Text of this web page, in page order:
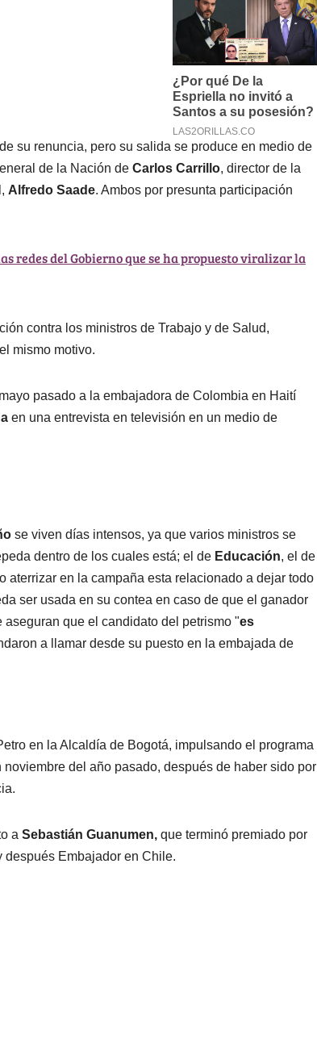
su renuncia, pero su salida se produce en medio de
de la Nación de Carlos Carrillo, director de la
Alfredo Saade. Ambos por presunta participación
redes del Gobierno que se ha propuesto viralizar la
contra los ministros de Trabajo y de Salud,
mismo motivo.
pasado a la embajadora de Colombia en Haití
en una entrevista en televisión en un medio de
se viven días intensos, ya que varios ministros se
dentro de los cuales está; el de Educación, el de
aterrizar en la campaña esta relacionado a dejar todo
ser usada en su contea en caso de que el ganador
aseguran que el candidato del petrismo "es
a llamar desde su puesto en la embajada de
en la Alcaldía de Bogotá, impulsando el programa
del año pasado, después de haber sido por
a Sebastián Guanumen, que terminó premiado por
después Embajador en Chile.